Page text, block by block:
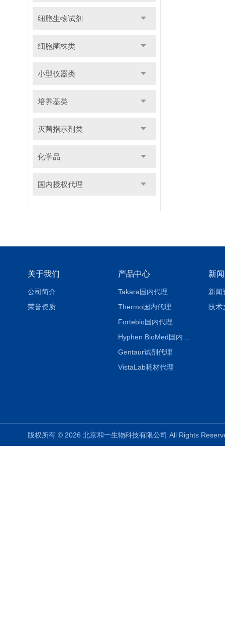
细胞生物试剂
细胞菌株类
小型仪器类
培养基类
灭菌指示剂类
化学品
国内授权代理
关于我们
公司简介
荣誉资质
产品中心
Takara国内代理
Thermo国内代理
Fortebio国内代理
Gentaur试剂代理
VistaLab耗材代理
新
新闻
技术
版权所有 © 2026 北京和一生物科技有限公司 All Rights